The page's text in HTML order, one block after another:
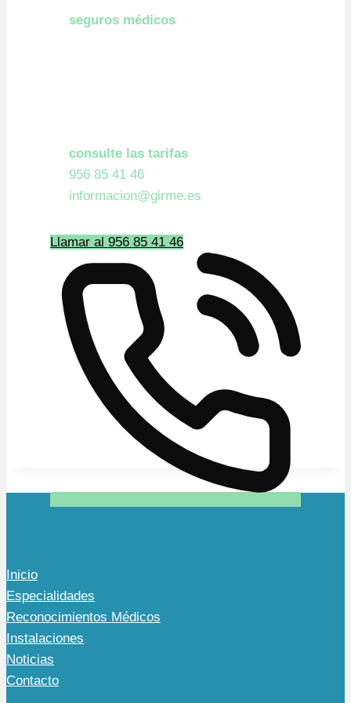
seguros médicos
consulte las tarifas
956 85 41 46
informacion@girme.es
Llamar al 956 85 41 46
Inicio
Especialidades
Reconocimientos Médicos
Instalaciones
Noticias
Contacto